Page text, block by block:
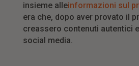
insieme alleinformazioni sul
era che, dopo aver provato il
creassero contenuti autentici
social media.